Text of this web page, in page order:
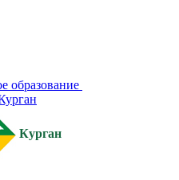
образование
Курган